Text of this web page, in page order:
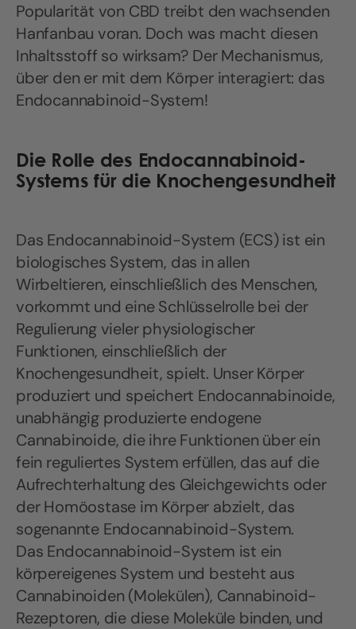
Popularität von CBD treibt den wachsenden
Hanfanbau voran. Doch was macht diesen
Inhaltsstoff so wirksam? Der Mechanismus,
über den er mit dem Körper interagiert: das
Endocannabinoid-System!
Die Rolle des Endocannabinoid-
Systems für die Knochengesundheit
Das Endocannabinoid-System (ECS) ist ein
biologisches System, das in allen
Wirbeltieren, einschließlich des Menschen,
vorkommt und eine Schlüsselrolle bei der
Regulierung vieler physiologischer
Funktionen, einschließlich der
Knochengesundheit, spielt. Unser Körper
produziert und speichert Endocannabinoide,
unabhängig produzierte endogene
Cannabinoide, die ihre Funktionen über ein
fein reguliertes System erfüllen, das auf die
Aufrechterhaltung des Gleichgewichts oder
der Homöostase im Körper abzielt, das
sogenannte Endocannabinoid-System.
Das Endocannabinoid-System ist ein
körpereigenes System und besteht aus
Cannabinoiden (Molekülen), Cannabinoid-
Rezeptoren, die diese Moleküle binden, und